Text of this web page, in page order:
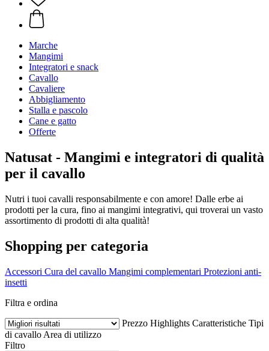
Marche
Mangimi
Integratori e snack
Cavallo
Cavaliere
Abbigliamento
Stalla e pascolo
Cane e gatto
Offerte
Natusat - Mangimi e integratori di qualità
per il cavallo
Nutri i tuoi cavalli responsabilmente e con amore! Dalle erbe ai
prodotti per la cura, fino ai mangimi integrativi, qui troverai un vasto
assortimento di prodotti di alta qualità!
Shopping per categoria
Accessori Cura del cavallo Mangimi complementari Protezioni anti-
insetti
Filtra e ordina
Prezzo Highlights Caratteristiche Tipi
di cavallo Area di utilizzo
Filtro